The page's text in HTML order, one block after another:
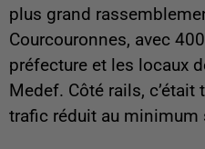
plus grand
Courcouronnes, avec
préfecture et les locaux
Medef. Côté rails,
trafic réduit au minimum